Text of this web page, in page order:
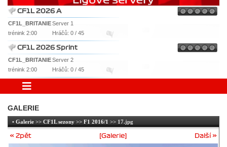
CF1L 2026 A
CF1L_BRITANIEServer 1
trénink 2:00
Hráčů: 0 / 45
CF1L 2026 Sprint
CF1L_BRITANIEServer 2
trénink 2:00
Hráčů: 0 / 45
GALERIE
• Galerie >> CF1L sezony >> F1 2016/1 >> 17.jpg
« Zpět [Galerie] Další »